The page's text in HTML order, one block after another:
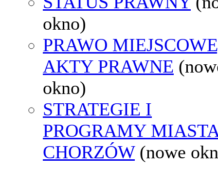
okno)
PRAWO
AKTY PRAWNE
okno)
STRATEGIE I
PROGRAMY
CHORZÓW (nowe